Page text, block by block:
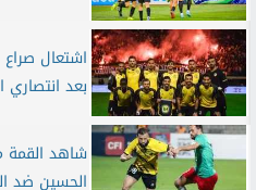
اشتعال صراع
بعد انتصاري
شاهد القمة
الحسين ضد